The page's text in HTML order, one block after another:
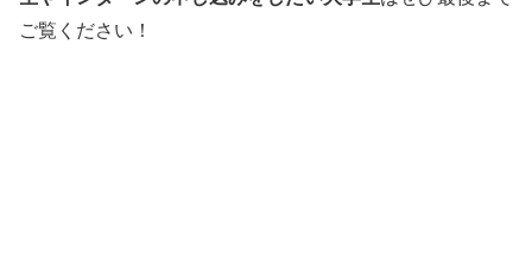
ご覧ください！